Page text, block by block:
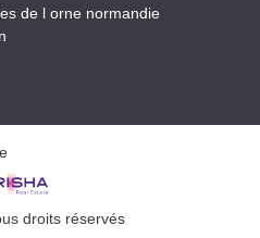
de l orne normandie
droits réservés